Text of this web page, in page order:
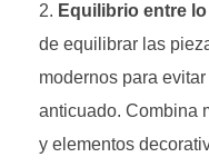
Equilibrio entre
de equilibrar las
modernos para
anticuado. Combina
y elementos